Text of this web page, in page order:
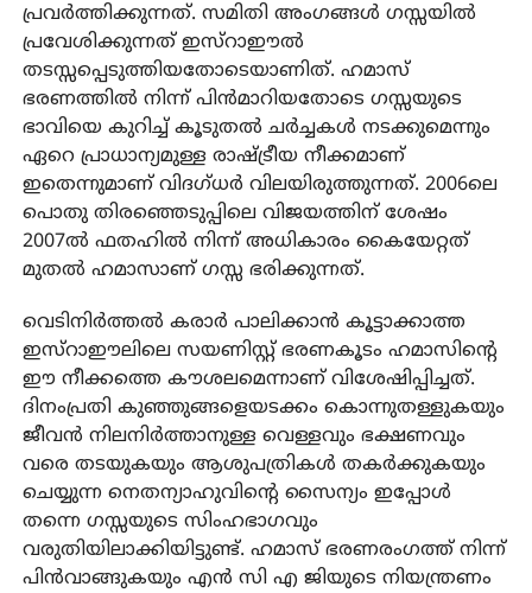
പ്രവര്‍ത്തിക്കുന്നത്. സമിതി അംഗങ്ങള്‍ ഗസ്സയില്‍
പ്രവേശിക്കുന്നത് ഇസ്‌റാഈല്‍
തടസ്സപ്പെടുത്തിയതോടെയാണിത്. ഹമാസ്
ഭരണത്തില്‍ നിന്ന് പിന്‍മാറിയതോടെ ഗസ്സയുടെ
ഭാവിയെ കുറിച്ച് കൂടുതല്‍ ചര്‍ച്ചകള്‍ നടക്കുമെന്നും
ഏറെ പ്രാധാന്യമുള്ള രാഷ്ട്രീയ നീക്കമാണ്
ഇതെന്നുമാണ് വിദഗ്ധര്‍ വിലയിരുത്തുന്നത്. 2006ലെ
പൊതു തിരഞ്ഞെടുപ്പിലെ വിജയത്തിന് ശേഷം
2007ല്‍ ഫതഹില്‍ നിന്ന് അധികാരം കൈയേറ്റത്
മുതല്‍ ഹമാസാണ് ഗസ്സ ഭരിക്കുന്നത്.
വെടിനിര്‍ത്തല്‍ കരാര്‍ പാലിക്കാന്‍ കൂട്ടാക്കാത്ത
ഇസ്‌റാഈലിലെ സയണിസ്റ്റ് ഭരണകൂടം ഹമാസിന്റെ
ഈ നീക്കത്തെ കൗശലമെന്നാണ് വിശേഷിപ്പിച്ചത്.
ദിനംപ്രതി കുഞ്ഞുങ്ങളെയടക്കം കൊന്നുതള്ളുകയും
ജീവന്‍ നിലനിര്‍ത്താനുള്ള വെള്ളവും ഭക്ഷണവും
വരെ തടയുകയും ആശുപത്രികള്‍ തകര്‍ക്കുകയും
ചെയ്യുന്ന നെതന്യാഹുവിന്റെ സൈന്യം ഇപ്പോള്‍
തന്നെ ഗസ്സയുടെ സിംഹഭാഗവും
വരുതിയിലാക്കിയിട്ടുണ്ട്. ഹമാസ് ഭരണരംഗത്ത് നിന്ന്
പിന്‍വാങ്ങുകയും എന്‍ സി എ ജിയുടെ നിയന്ത്രണം